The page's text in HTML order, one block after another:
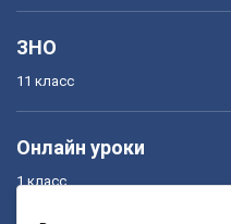
ЗНО
11 класс
Онлайн уроки
1 класс